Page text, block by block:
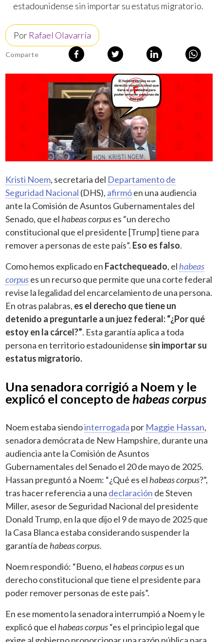
estadounidense sin importar su estatus migratorio.
Por Rafael Olavarría
Comparte
Kristi Noem, secretaria del Departamento de
Seguridad Nacional (DHS), afirmóen una audiencia
ante la Comisión de Asuntos Gubernamentales del
Senado, que el habeas corpuses “un derecho
constitucional que el presidente [Trump] tiene para
remover a personas de este país”. Eso es falso.
Como hemos explicado en Factchequeado, el habeas
corpuses un recurso que permite que una corte federal
revise la legalidad del encarcelamiento de una persona.
En otras palabras, es el derecho que tiene un
detenido a preguntarle a un juez federal: “¿Por qué
estoy en la cárcel?”. Esta garantía aplica a toda
persona en territorio estadounidense sin importar su
estatus migratorio.
Una senadora corrigió a Noem y le
explicó el concepto de habeas corpus
Noem estaba siendointerrogada por Maggie Hassan,
senadora demócrata de New Hampshire, durante una
audiencia ante la Comisión de Asuntos
Gubernamentales del Senado el 20 de mayo de 2025.
Hassan preguntó a Noem: “¿Qué es el habeas corpus?”,
tras hacer referencia a una declaración de Steven
Miller, asesor de Seguridad Nacional del presidente
Donald Trump, en la que dijo el 9 de mayo de 2025 que
la Casa Blanca estaba considerando suspender la
garantía de habeas corpus.
Noem respondió: “Bueno, el habeas corpuses un
derecho constitucional que tiene el presidente para
poder remover personas de este país”.
En ese momento la senadora interrumpió a Noem y le
explicó que el habeas corpus“es el principio legal que
exige al gobierno proporcionar una razón pública para